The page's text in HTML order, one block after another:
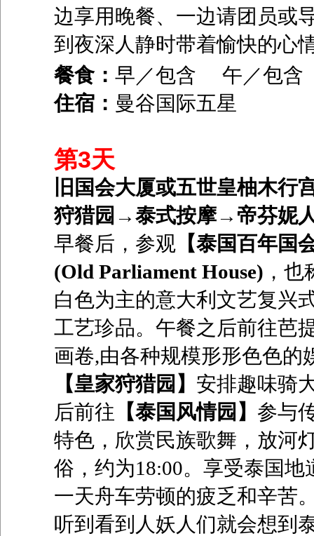
边享用晚餐、一边请团员或
到夜深人静时带着愉快的心
餐食： 早／包含 午／包
住宿： 曼谷国际五星
第3天
旧国会大厦或五世皇柚木
狩猎园→泰式按摩→帝芬妮
早餐后，参观【泰国百年国
(Old Parliament House) ，
白色为主的意大利文艺复兴
工艺珍品。午餐之后前往芭
画卷,由各种规模形形色色的
【皇家狩猎园】 安排趣味骑
后前往 【泰国风情园】 参与
特色，欣赏民族歌舞，放河
俗，约为18:00。享受泰国地
一天舟车劳顿的疲乏和辛苦
听到看到人妖人们就会想到